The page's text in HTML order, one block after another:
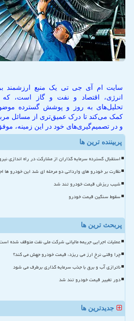
سایت ام آی جی تی یک منبع ارزشمند
انرژی، اقتصاد و نفت و گاز است، که
تحلیل‌های به روز و پوشش گسترده
کمک می‌کند تا درک عمیق‌تری از مسائل
و در تصمیم‌گیری‌های خود در این زمینه،
پربیننده ترین ها
استقبال گسترده سرمایه گذاران از مشارکت در راه اندازی
نظارت بر خودرو های وارداتی دو مرحله ای شد این خودرو ها
شیب ریزش قیمت خودرو تند شد
سقوط سنگین قیمت خودرو
پربحث ترین ها
عملیات اجرایی جریمه مالیاتی شرکت ملی نفت متوقف شده
چرا وقتی نرخ ارز می ریزد، قیمت خودرو جهش می کند؟
ناترازی آب و برق با جذب سرمایه گذاری برطرف می شود
دور تغییر قیمت خودرو تند شد
جدیدترین ها